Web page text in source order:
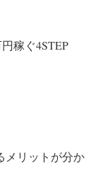
メリットが分か